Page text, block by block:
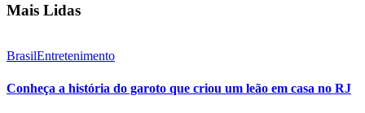
Mais Lidas
BrasilEntretenimento
Conheça a história do garoto que criou um leão em casa no RJ